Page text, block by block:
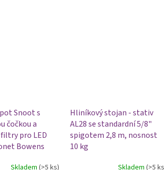
Snoot s
čočkou a
pro LED
Bowens
Skladem (>5 ks)
Hliníkový stojan - stativ
AL28 se standardní 5/8"
spigotem 2,8 m, nosnost
10 kg
Skladem(>5